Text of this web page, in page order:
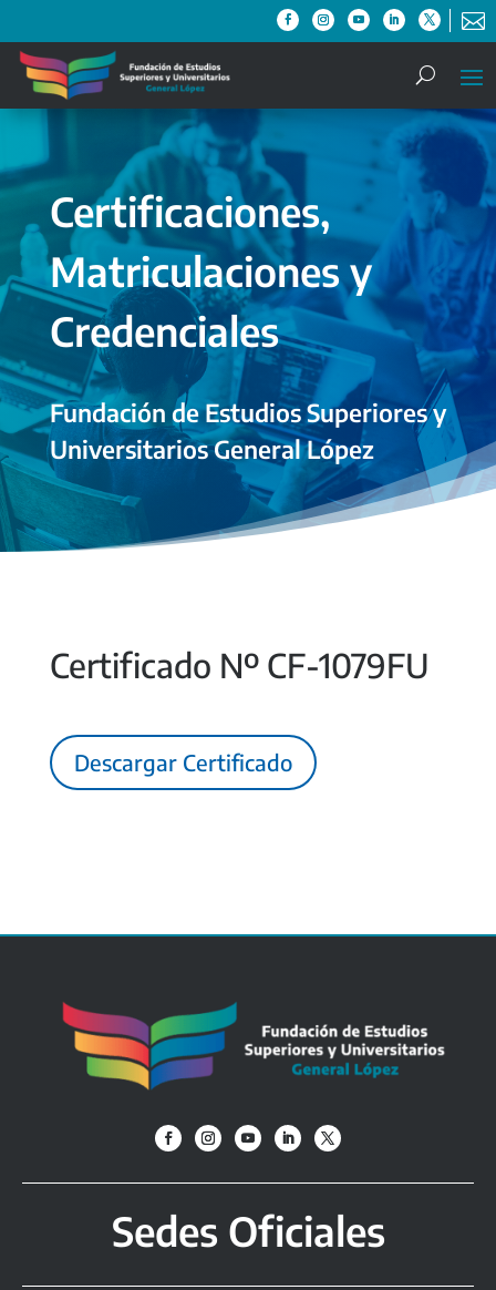

Certificaciones,
Matriculaciones y
Credenciales
Fundación de Estudios Superiores y
Universitarios General López
Certificado Nº CF-1079FU
Descargar Certificado
Sedes Oficiales